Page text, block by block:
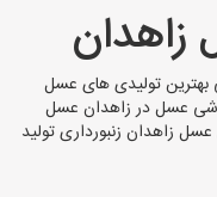
بهترین تولیدی های عسل
عسل در زاهدان عسل
زاهدان زنبورداری تولید